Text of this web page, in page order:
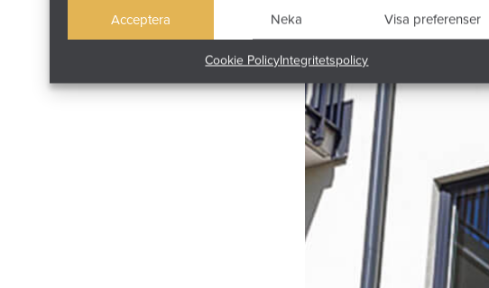
Acceptera Neka Visa preferenser
Cookie PolicyIntegritetspolicy